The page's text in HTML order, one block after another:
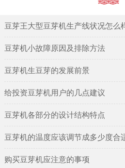
豆芽王大型豆芽机生产线状况怎么
豆芽机小故障原因及排除方法
豆芽机生豆芽的发展前景
给投资豆芽机用户的几点建议
豆芽机各部分的设计结构特点
豆芽机的温度应该调节成多少度合
购买豆芽机应注意的事项